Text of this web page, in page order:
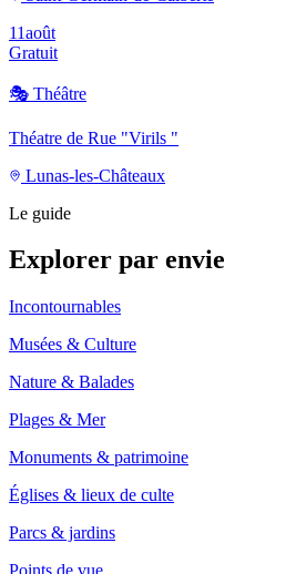
11août
Gratuit
🎭 Théâtre
Théatre de Rue "Virils "
Lunas-les-Châteaux
Le guide
Explorer par envie
Incontournables
Musées & Culture
Nature & Balades
Plages & Mer
Monuments & patrimoine
Églises & lieux de culte
Parcs & jardins